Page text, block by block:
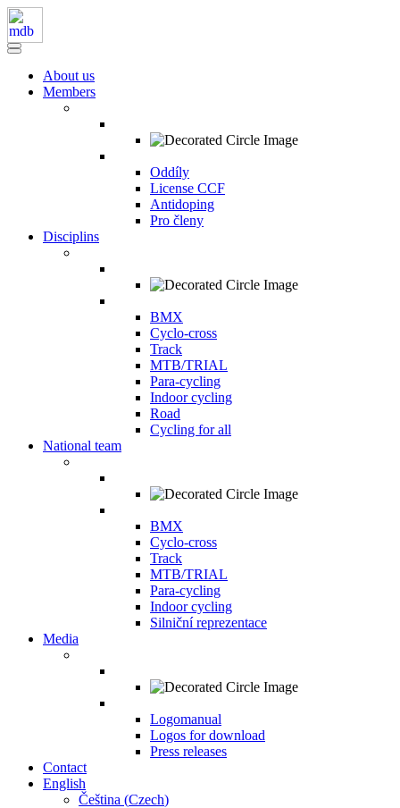
About us
Members
Oddíly
License CCF
Antidoping
Pro členy
Disciplins
BMX
Cyclo-cross
Track
MTB/TRIAL
Para-cycling
Indoor cycling
Road
Cycling for all
National team
BMX
Cyclo-cross
Track
MTB/TRIAL
Para-cycling
Indoor cycling
Silniční reprezentace
Media
Logomanual
Logos for download
Press releases
Contact
English
Čeština (Czech)